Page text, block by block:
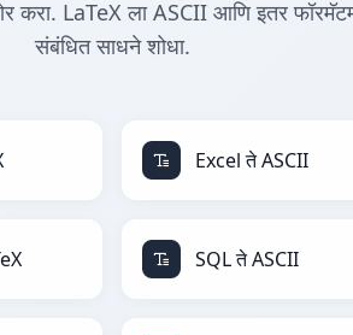
करा. LaTeX ला ASCII आणि इतर
संबंधित साधने शोधा.
Excel ते ASCII
SQL ते ASCII